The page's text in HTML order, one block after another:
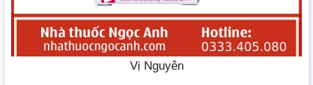
Vị Nguyên